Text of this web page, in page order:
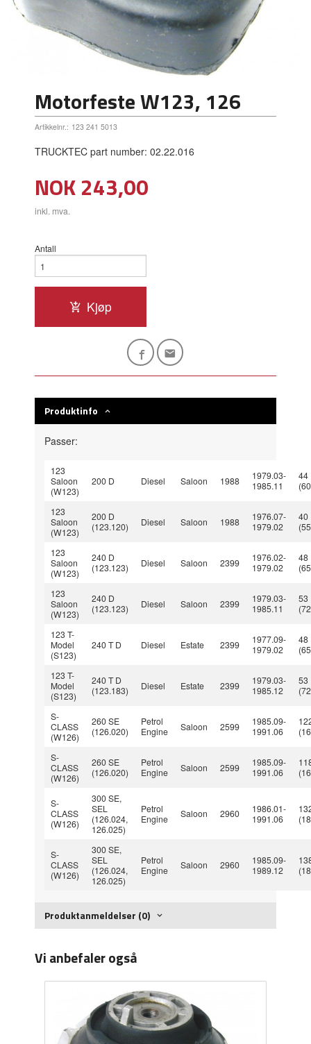
Motorfeste W123, 126
Artikkelnr.: 123 241 5013
TRUCKTEC part number: 02.22.016
Pris
NOK243,00
inkl. mva.
Antall
Kjøp
Produktinfo
Passer:
123
Saloon
(W123)
200 D Diesel Saloon 1988
1979.03-
1985.11
44
123
Saloon
(W123)
200 D
(123.120)
Diesel Saloon 1988
1976.07-
1979.02
40
123
Saloon
(W123)
240 D
(123.123)
Diesel Saloon 2399
1976.02-
1979.02
48
123
Saloon
(W123)
240 D
(123.123)
Diesel Saloon 2399
1979.03-
1985.11
53
123 T-
Model
(S123)
240 T D Diesel Estate 2399
1977.09-
1979.02
48
123 T-
Model
(S123)
240 T D
(123.183)
Diesel Estate 2399
1979.03-
1985.12
53
S-
CLASS
(W126)
260 SE
(126.020)
Petrol
Engine
Saloon 2599
1985.09-
1991.06
S-
CLASS
(W126)
260 SE
(126.020)
Petrol
Engine
Saloon 2599
1985.09-
1991.06
S-
CLASS
(W126)
300 SE,
SEL
(126.024,
126.025)
Petrol
Engine
Saloon 2960
1986.01-
1991.06
S-
CLASS
(W126)
300 SE,
SEL
(126.024,
126.025)
Petrol
Engine
Saloon 2960
1985.09-
1989.12
Produktanmeldelser (0)
Vi anbefaler også